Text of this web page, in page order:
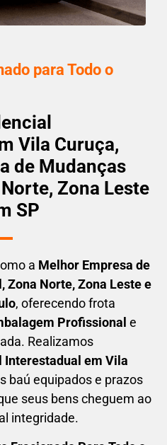
para Todo o
Vila Curuça,
de Mudanças
Zona Leste
SP
a Melhor Empresa de
Zona Norte, Zona Leste e
, oferecendo frota
Profissional e
Realizamos
Interestadual em Vila
baú equipados e prazos
seus bens cheguem ao
integridade.